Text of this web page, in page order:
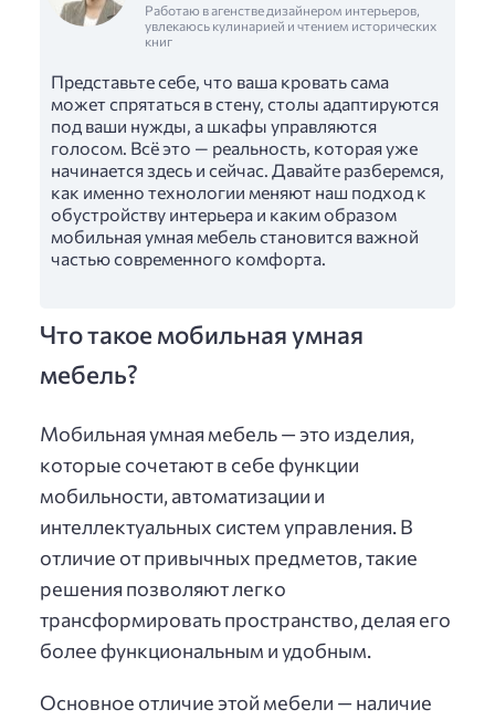
Работаю в агенстве дизайнером интерьеров,
увлекаюсь кулинарией и чтением исторических
книг
Представьте себе, что ваша кровать сама
может спрятаться в стену, столы адаптируются
под ваши нужды, а шкафы управляются
голосом. Всё это — реальность, которая уже
начинается здесь и сейчас. Давайте разберемся,
как именно технологии меняют наш подход к
обустройству интерьера и каким образом
мобильная умная мебель становится важной
частью современного комфорта.
Что такое мобильная умная
мебель?
Мобильная умная мебель — это изделия,
которые сочетают в себе функции
мобильности, автоматизации и
интеллектуальных систем управления. В
отличие от привычных предметов, такие
решения позволяют легко
трансформировать пространство, делая его
более функциональным и удобным.
Основное отличие этой мебели — наличие